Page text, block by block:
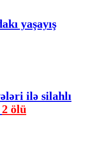
yaşayış
ilə silahlı
2 ölü